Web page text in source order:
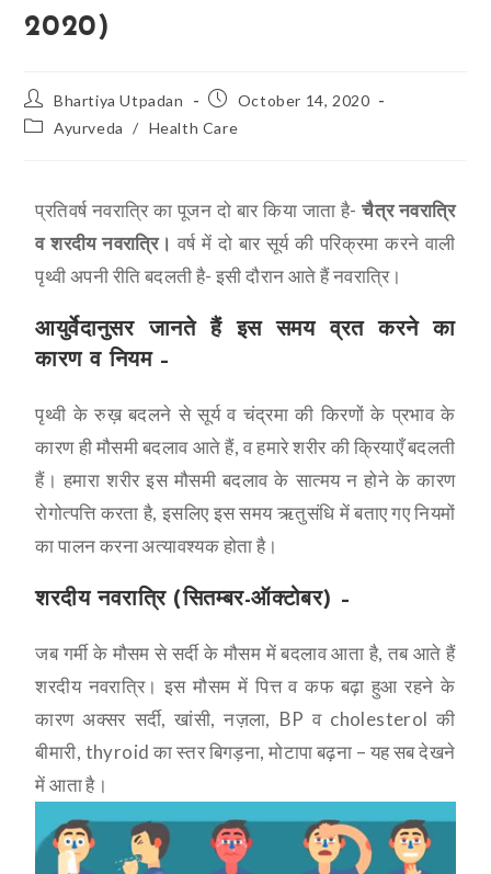
2020)
Bhartiya Utpadan
October 14, 2020
Ayurveda
/ Health Care
प्रतिवर्ष नवरात्रि का पूजन दो बार किया जाता है-चैत्र नवरात्रि
व शरदीय नवरात्रि। वर्ष में दो बार सूर्य की परिक्रमा करने वाली
पृथ्वी अपनी रीति बदलती है- इसी दौरान आते हैं नवरात्रि।
आयुर्वेदानुसर जानते हैं इस समय व्रत करने का
कारण व नियम –
पृथ्वी के रुख़ बदलने से सूर्य व चंद्रमा की किरणों के प्रभाव के
कारण ही मौसमी बदलाव आते हैं, व हमारे शरीर की क्रियाएँ बदलती
हैं। हमारा शरीर इस मौसमी बदलाव के सात्मय न होने के कारण
रोगोत्पत्ति करता है, इसलिए इस समय ऋतुसंधि में बताए गए नियमों
का पालन करना अत्यावश्यक होता है।
शरदीय नवरात्रि (सितम्बर-ऑक्टोबर) –
जब गर्मी के मौसम से सर्दी के मौसम में बदलाव आता है, तब आते हैं
शरदीय नवरात्रि। इस मौसम में पित्त व कफ बढ़ा हुआ रहने के
कारण अक्सर सर्दी, खांसी, नज़ला, BP व cholesterol की
बीमारी, thyroid का स्तर बिगड़ना, मोटापा बढ़ना – यह सब देखने
में आता है।